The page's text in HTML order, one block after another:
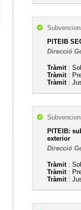
PITEIB
Direcció
Tràmit:
Tràmit:
Tràmit:
PITEIB:
exterior
Direcció
Tràmit:
Tràmit:
Tràmit: